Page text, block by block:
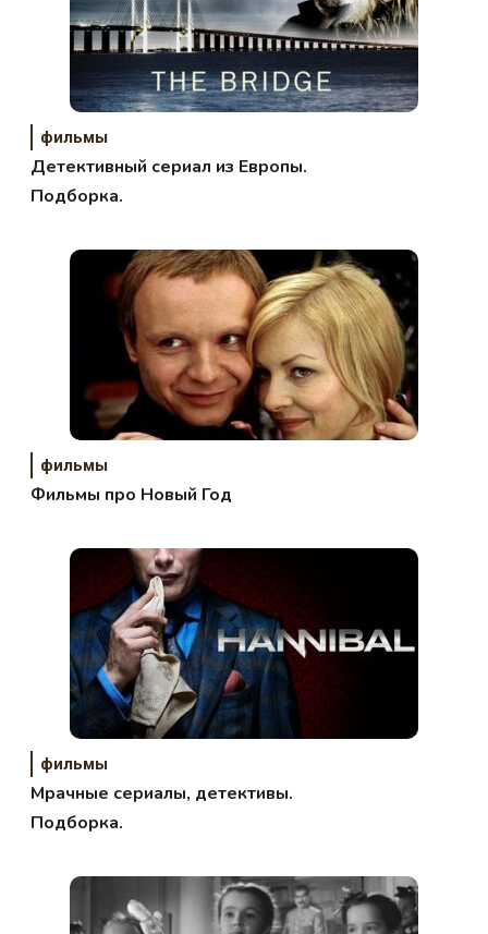
фильмы
Детективный сериал из Европы.
Подборка.
фильмы
Фильмы про Новый Год
фильмы
Мрачные сериалы, детективы.
Подборка.